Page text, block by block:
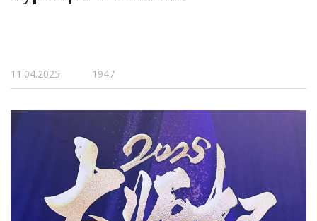
11.04.2025 1947